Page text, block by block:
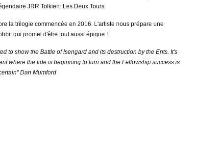
JRR Tolkien: Les Deux Tours.
la trilogie commencée en 2016. L'artiste nous prépare une
qui promet d'être tout aussi épique !
to show the Battle of Isengard and its destruction by the Ents. It's
where the tide is beginning to turn and the Fellowship success is
" Dan Mumford